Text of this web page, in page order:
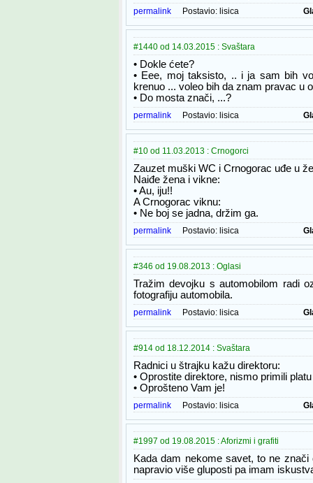
permalink Postavio: lisica
#1440 od 14.03.2015 : Svaštara
• Dokle ćete?
• Eee, moj taksisto, .. i ja sam bih
krenuo ... voleo bih da znam pravac u
• Do mosta znači, ...?
permalink Postavio: lisica
#10 od 11.03.2013 : Crnogorci
Zauzet muški WC i Crnogorac uđe u
Naiđe žena i vikne:
• Au, iju!!
A Crnogorac viknu:
• Ne boj se jadna, držim ga.
permalink Postavio: lisica
#346 od 19.08.2013 : Oglasi
Tražim devojku s automobilom radi
fotografiju automobila.
permalink Postavio: lisica
#914 od 18.12.2014 : Svaštara
Radnici u štrajku kažu direktoru:
• Oprostite direktore, nismo primili
• Oprošteno Vam je!
permalink Postavio: lisica
#1997 od 19.08.2015 : Aforizmi i grafiti
Kada dam nekome savet, to ne
napravio više gluposti pa imam